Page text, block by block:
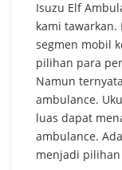
Isuzu Elf
kami
segmen mobil
pilihan para
Namun
ambulance.
luas dapat
ambulance.
menjadi